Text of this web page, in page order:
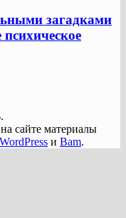
загадками
психическое
сайте материалы
WordPress и Bam.